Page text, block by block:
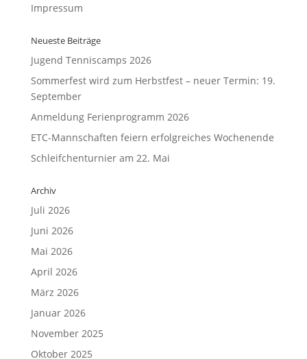
Impressum
Neueste Beiträge
Jugend Tenniscamps 2026
Sommerfest wird zum Herbstfest – neuer Termin: 19.
September
Anmeldung Ferienprogramm 2026
ETC-Mannschaften feiern erfolgreiches Wochenende
Schleifchenturnier am 22. Mai
Archiv
Juli 2026
Juni 2026
Mai 2026
April 2026
März 2026
Januar 2026
November 2025
Oktober 2025